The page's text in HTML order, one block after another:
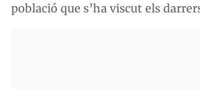
població que s’ha viscut els